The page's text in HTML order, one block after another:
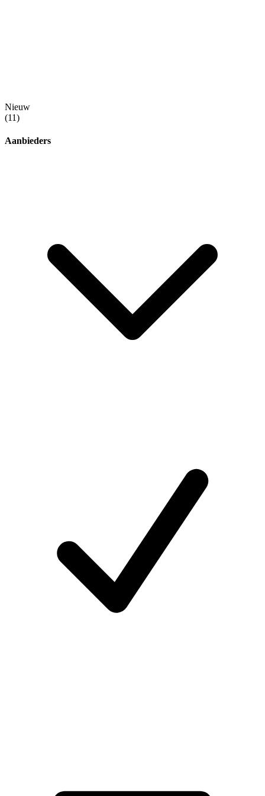
Nieuw
(11)
Aanbieders